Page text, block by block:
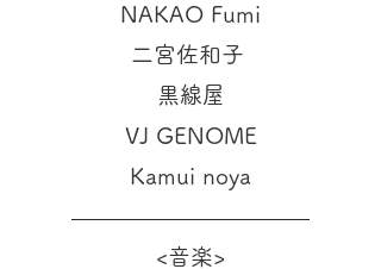
NAKAO Fumi
二宮佐和子
黒線屋
VJ GENOME
Kamui noya
<音楽>